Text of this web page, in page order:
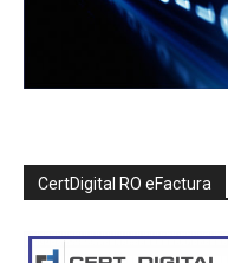
CertDigital RO eFactura